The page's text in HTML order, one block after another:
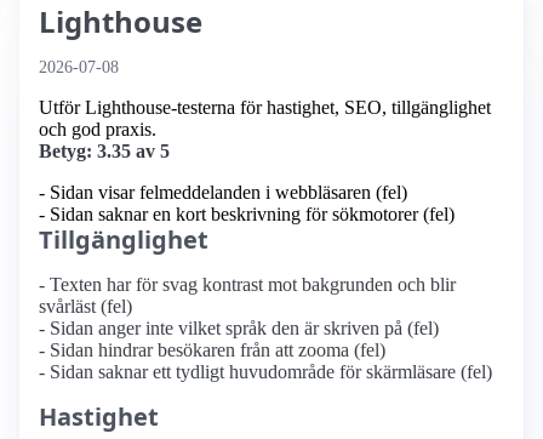
Lighthouse
2026-07-08
Utför Lighthouse-testerna för hastighet, SEO, tillgänglighet
och god praxis.
Betyg: 3.35 av 5
- Sidan visar felmeddelanden i webbläsaren (fel)
- Sidan saknar en kort beskrivning för sökmotorer (fel)
Tillgänglighet
- Texten har för svag kontrast mot bakgrunden och blir
svårläst (fel)
- Sidan anger inte vilket språk den är skriven på (fel)
- Sidan hindrar besökaren från att zooma (fel)
- Sidan saknar ett tydligt huvudområde för skärmläsare (fel)
Hastighet